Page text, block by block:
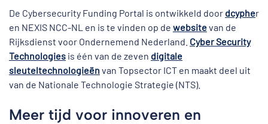
De Cybersecurity Funding Portal is ontwikkeld door dcypher
en NEXIS NCC-NL en is te vinden op de websitevan de
Rijksdienst voor Ondernemend Nederland. Cyber Security
Technologies is één van de zeven digitale
sleuteltechnologieënvan Topsector ICT en maakt deel uit
van de Nationale Technologie Strategie (NTS).
Meer tijd voor innoveren en